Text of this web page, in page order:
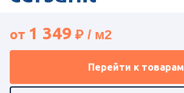
от 1 349
Перейти к товарам